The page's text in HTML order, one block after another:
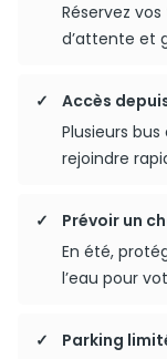
Réservez
d’attente et
Accès
Plusieurs
rejoindre
Prévoir un
En été,
l’eau pour
Parking